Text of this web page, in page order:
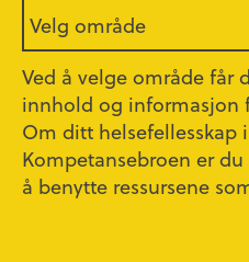
Velg område
Ved å velge område får
innhold og informasjon
Om ditt helsefellesskap
Kompetansebroen er
å benytte ressursene
Illustrasjon: Shutterstock